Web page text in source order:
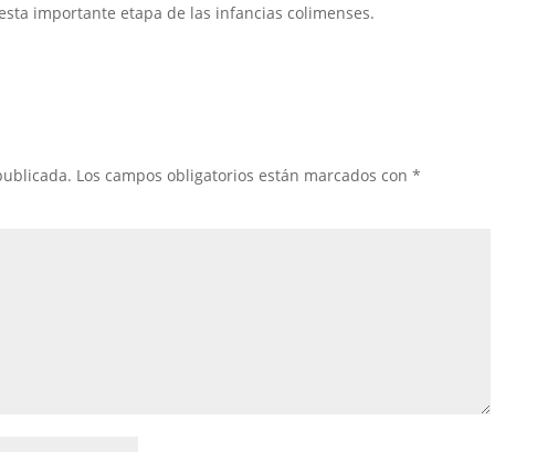
importante etapa de las infancias colimenses.
Los campos obligatorios están marcados con*